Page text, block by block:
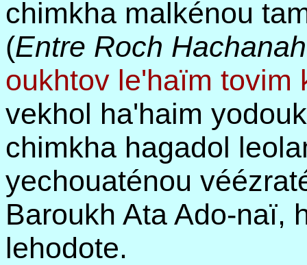
chimkha malkénou
(Entre Roch
oukhtov le'haïm tovim
vekhol ha'haim
chimkha hagadol
yechouaténou
Baroukh Ata Ado-naï,
lehodote.